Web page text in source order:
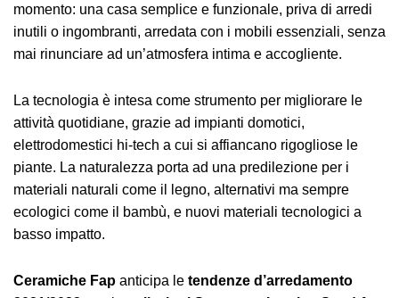
momento: una casa semplice e funzionale, priva di arredi
inutili o ingombranti, arredata con i mobili essenziali, senza
mai rinunciare ad un’atmosfera intima e accogliente.
La tecnologia è intesa come strumento per migliorare le
attività quotidiane, grazie ad impianti domotici,
elettrodomestici hi-tech a cui si affiancano rigogliose le
piante. La naturalezza porta ad una predilezione per i
materiali naturali come il legno, alternativi ma sempre
ecologici come il bambù, e nuovi materiali tecnologici a
basso impatto.
Ceramiche Fap anticipa le tendenze d’arredamento